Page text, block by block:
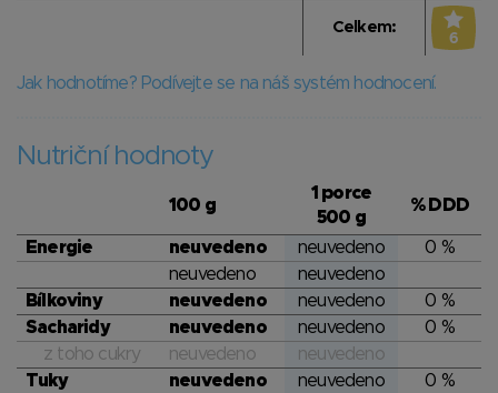
Celkem:
6
Jak hodnotíme? Podívejte se na náš systém hodnocení.
Nutriční hodnoty
100 g
1 porce
500 g
% DDD
Energie neuvedeno neuvedeno
0 %
neuvedeno
neuvedeno
Bílkoviny
neuvedeno neuvedeno
0 %
Sacharidy
neuvedeno neuvedeno
0 %
z toho cukry
neuvedeno
neuvedeno
Tuky
neuvedeno neuvedeno 0 %